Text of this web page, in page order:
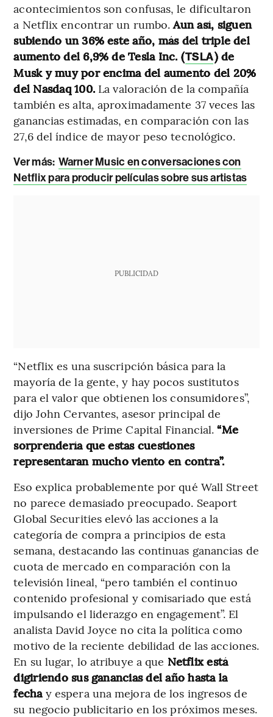
acontecimientos son confusas, le dificultaron
a Netflix encontrar un rumbo.Aun así, siguen
subiendo un 36% este año, más del triple del
aumento del 6,9% de Tesla Inc. (TSLA) de
Musk y muy por encima del aumento del 20%
del Nasdaq 100. La valoración de la compañía
también es alta, aproximadamente 37 veces las
ganancias estimadas, en comparación con las
27,6 del índice de mayor peso tecnológico.
Ver más: Warner Music en conversaciones con
Netflix para producir películas sobre sus artistas
PUBLICIDAD
“Netflix es una suscripción básica para la
mayoría de la gente, y hay pocos sustitutos
para el valor que obtienen los consumidores”,
dijo John Cervantes, asesor principal de
inversiones de Prime Capital Financial.“Me
sorprendería que estas cuestiones
representaran mucho viento en contra”.
Eso explica probablemente por qué Wall Street
no parece demasiado preocupado. Seaport
Global Securities elevó las acciones a la
categoría de compra a principios de esta
semana, destacando las continuas ganancias de
cuota de mercado en comparación con la
televisión lineal, “pero también el continuo
contenido profesional y comisariado que está
impulsando el liderazgo en engagement”. El
analista David Joyce no cita la política como
motivo de la reciente debilidad de las acciones.
En su lugar, lo atribuye a que Netflix está
digiriendo sus ganancias del año hasta la
fecha y espera una mejora de los ingresos de
su negocio publicitario en los próximos meses.